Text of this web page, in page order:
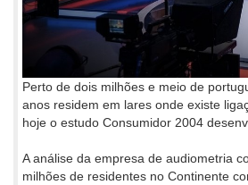
Perto de dois milhões e meio de
anos residem em lares onde existe
hoje o estudo Consumidor 2004
A análise da empresa de audiometria
milhões de residentes no Continente